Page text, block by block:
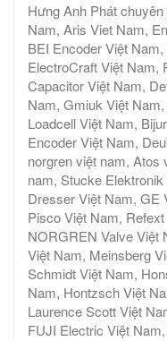
Hưng Anh Phát
Nam, Aris Viet Nam,
BEI Encoder Việt
ElectroCraft Việt Nam,
Capacitor Việt Nam,
Nam, Gmiuk Việt
Loadcell Việt Nam,
Encoder Việt Nam,
norgren việt nam,
nam, Stucke
Dresser Việt Nam, GE
Pisco Việt Nam,
NORGREN Valve Việt
Việt Nam, Meinsberg
Schmidt Việt Nam,
Nam, Hontzsch Việt
Laurence Scott Việt
FUJI Electric Việt